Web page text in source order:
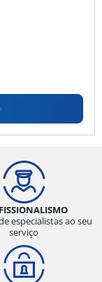
especialistas ao seu
serviço